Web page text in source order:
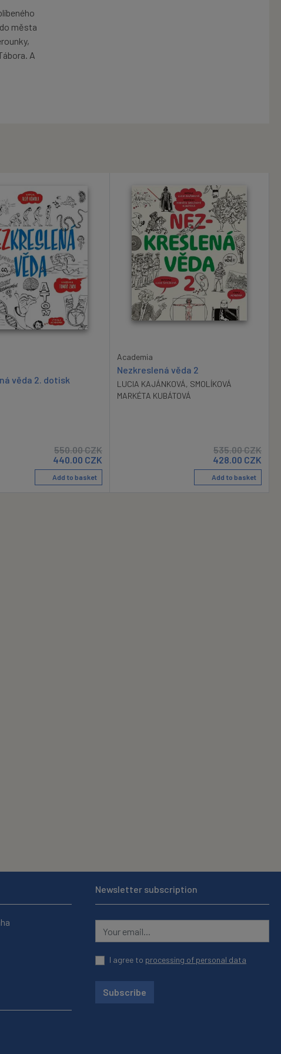
města
A
věda 2. dotisk
550.00CZK
440.00 CZK
Add to basket
Academia
Nezkreslená věda 2
LUCIA KAJÁNKOVÁ, SMOLÍKOVÁ
MARKÉTA KUBÁTOVÁ
535.00CZK
428.00 CZK
Add to basket
Newsletter subscription
I agree to processing of personal data
Subscribe